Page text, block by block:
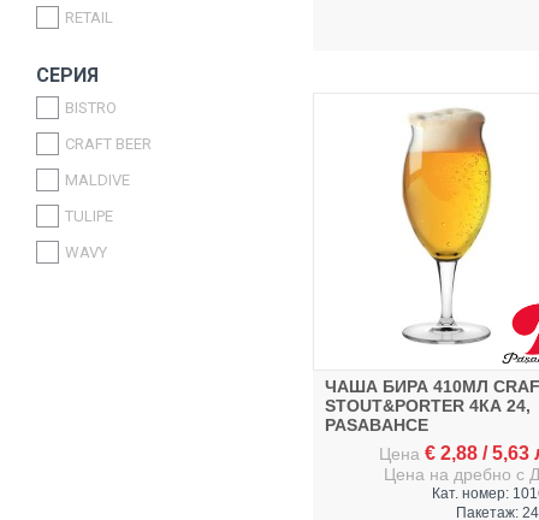
PAPILLA
ABERT
ITALYSTOCK
SAPRO
CONTITAL
GLOBALPLAST
RETAIL
СЕРИЯ
BISTRO
CRAFT BEER
MALDIVE
TULIPE
WAVY
ЧАША БИРА 410МЛ
STOUT&PORTER 4КА 24,
PASABAHCE
Цена € 2,88 /5,63
Цена на дребно с
Кат. номер:
Пакетаж: